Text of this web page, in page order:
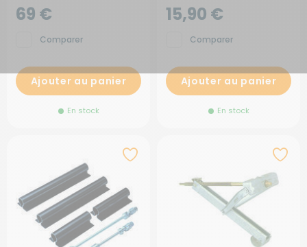
69 €
Comparer
Ajouter au panier
En stock
15,90 €
Comparer
Ajouter au panier
En stock